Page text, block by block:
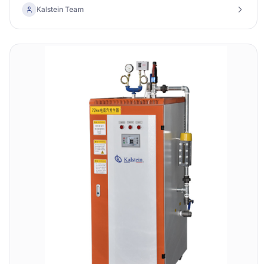
laboratorio.
Kalstein Team